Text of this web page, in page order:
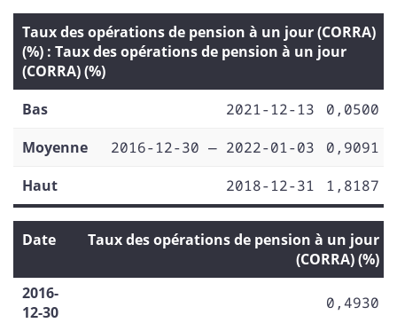
Taux des opérations de pension à un jour (CORRA)
(%) : Taux des opérations de pension à un jour
(CORRA) (%)
Bas
2021-12-13
0,0500
Moyenne
2016-12-30 — 2022-01-03
0,9091
Haut
2018-12-31 1,8187
Date
Taux des opérations de pension à un jour
(CORRA) (%)
2016-
12-30
0,4930